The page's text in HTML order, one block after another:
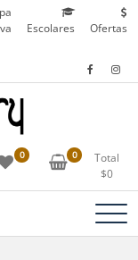
Escolares Ofertas
Uniformes
Recoleta – Chile
0 0
Total
$0